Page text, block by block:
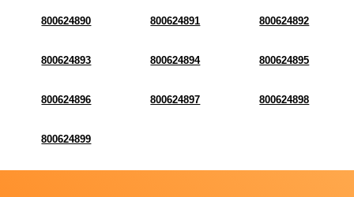
800624890 800624891 800624892
800624893 800624894 800624895
800624896 800624897 800624898
800624899